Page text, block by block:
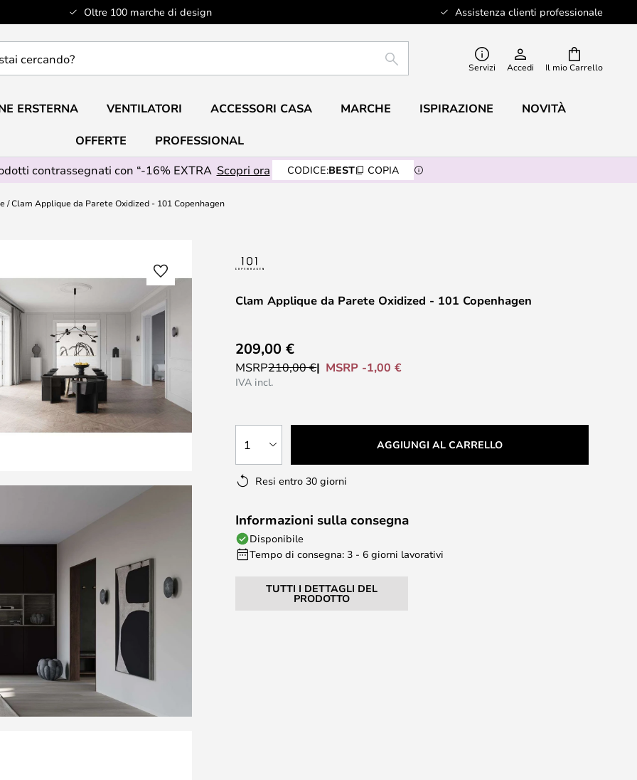
Oltre 100 marche di design Assistenza clienti professionale
Il mio Carrello
RICERCA Servizi Accedi
ERSTERNA VENTILATORI ACCESSORI CASA MARCHE ISPIRAZIONE NOVITÀ
OFFERTE
PROFESSIONAL
contrassegnati con “-16% EXTRA Scopri ora CODICE:BEST COPIA
Clam Applique da Parete Oxidized - 101 Copenhagen
Clam Applique da Parete Oxidized - 101 Copenhagen
209,00 €
MSRP210,00 € MSRP -1,00 €
IVA incl.
1 AGGIUNGI AL CARRELLO
Resi entro 30 giorni
Informazioni sulla consegna
Disponibile
Tempo di consegna: 3 - 6 giorni lavorativi
TUTTI I DETTAGLI DEL
PRODOTTO